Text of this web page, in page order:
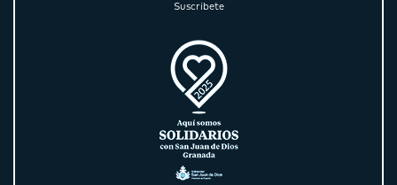
Suscríbete